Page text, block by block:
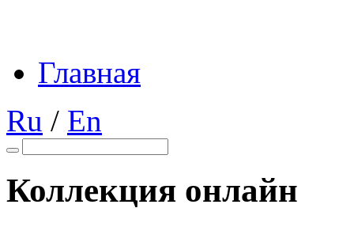
Главная
Ru / En
Коллекция онлайн